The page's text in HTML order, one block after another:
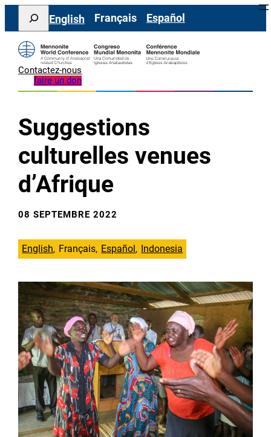
Aller
contenu
Search
English Français Español
Contactez-nous
faire un don
Suggestions
culturelles venues
d’Afrique
08 SEPTEMBRE 2022
English Français Español Indonesia